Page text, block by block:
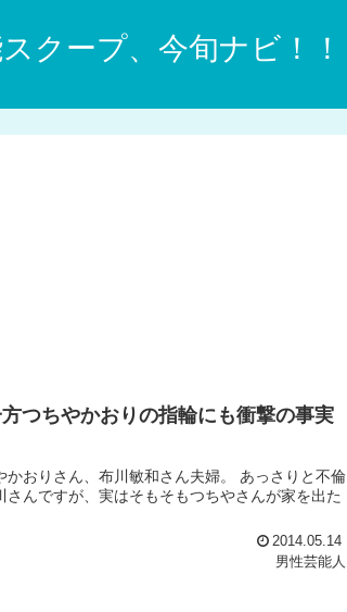
クープ、今旬ナビ！！
つちやかおりの指輪にも衝撃の事実
おりさん、布川敏和さん夫婦。 あっさりと不倫
んですが、実はそもそもつちやさんが家を出た
2014.05.14
男性芸能人